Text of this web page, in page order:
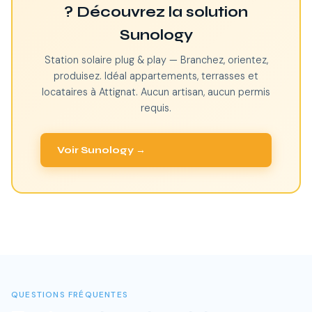
? Découvrez la solution
Sunology
Station solaire plug & play — Branchez, orientez,
produisez. Idéal appartements, terrasses et
locataires à Attignat. Aucun artisan, aucun permis
requis.
Voir Sunology →
QUESTIONS FRÉQUENTES